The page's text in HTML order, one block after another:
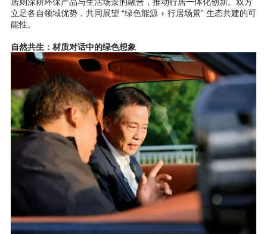
立足各自领域优势，共同展望 “绿色能源 + 行居场景” 生态共建的可
能性。
自然共生：材质对话中的绿色想象